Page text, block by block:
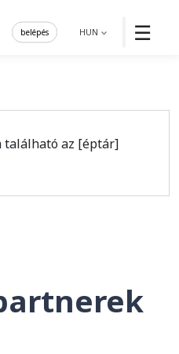
☰
HUN
belépés
található az [éptár]